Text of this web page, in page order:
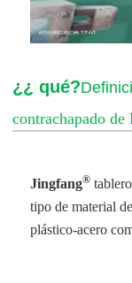
¿¿ qué?
contrachapado de
Jingfang®
tipo de material
plástico-acero